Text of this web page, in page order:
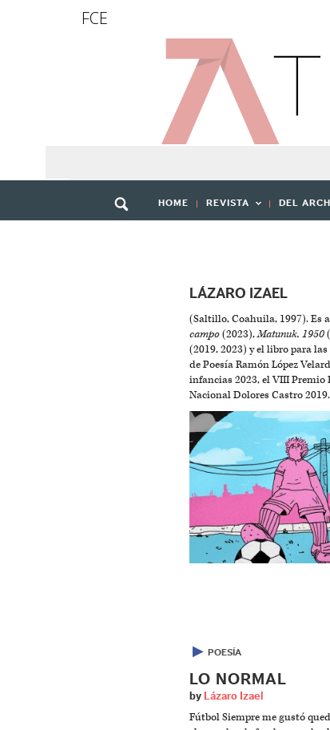
FCE
HOME REVISTA DEL
LÁZARO IZAEL
(Saltillo, Coahuila, 1997). Es
campo(2023),Matunuk, 1950
(2019, 2023) y el libro para
de Poesía Ramón López
infancias 2023, el VIII Premio
Nacional Dolores Castro
▶ POESÍA
LO NORMAL
by Lázaro Izael
Fútbol Siempre me gustó